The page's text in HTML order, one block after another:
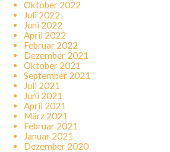
Oktober 2022
Juli 2022
Juni 2022
April 2022
Februar 2022
Dezember 2021
Oktober 2021
September 2021
Juli 2021
Juni 2021
April 2021
März 2021
Februar 2021
Januar 2021
Dezember 2020